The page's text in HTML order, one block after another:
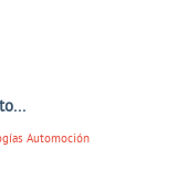
Automoción